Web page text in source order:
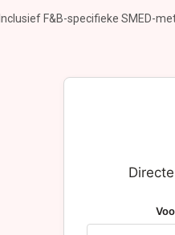
Inclusief F&B-specifieke SMED-